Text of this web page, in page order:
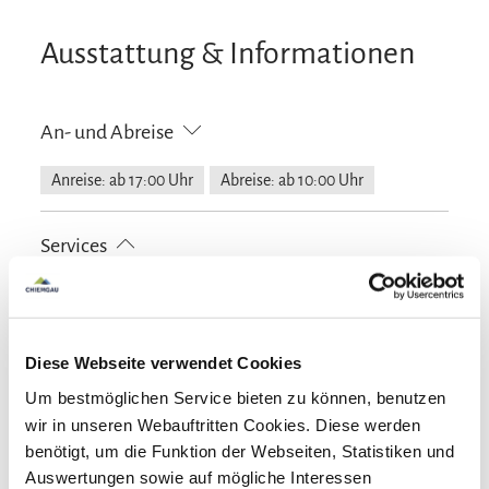
Diese Webseite verwendet Cookies
Um bestmöglichen Service bieten zu können, benutzen
wir in unseren Webauftritten Cookies. Diese werden
benötigt, um die Funktion der Webseiten, Statistiken und
Auswertungen sowie auf mögliche Interessen
Ausstattung & Informationen
An- und Abreise
Anreise: ab 17:00 Uhr Abreise: ab 10:00 Uhr
Services
Nahverkehr in der Nähe
kostenloser Parkplatz
Fahrradparkplätze
Waschsalon/Wäscheservice
Parkplatz am Haus
Raucherbereich
Zahlungsoptionen vor Ort
Bankkarte
Angeln Fahrradtouren Radfahren
Skifahren
Tennisplatz
Wandern
Ausstattung